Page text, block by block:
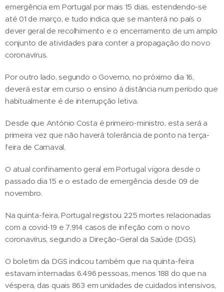
emergência em Portugal por mais 15 dias, estendendo-se
até 01 de março, e tudo indica que se manterá no país o
dever geral de recolhimento e o encerramento de um amplo
conjunto de atividades para conter a propagação do novo
coronavírus.
Por outro lado, segundo o Governo, no próximo dia 16,
deverá estar em curso o ensino à distância num período que
habitualmente é de interrupção letiva.
Desde que António Costa é primeiro-ministro, esta será a
primeira vez que não haverá tolerância de ponto na terça-
feira de Carnaval.
O atual confinamento geral em Portugal vigora desde o
passado dia 15 e o estado de emergência desde 09 de
novembro.
Na quinta-feira, Portugal registou 225 mortes relacionadas
com a covid-19 e 7.914 casos de infeção com o novo
coronavírus, segundo a Direção-Geral da Saúde (DGS).
O boletim da DGS indicou também que na quinta-feira
estavam internadas 6.496 pessoas, menos 188 do que na
véspera, das quais 863 em unidades de cuidados intensivos,